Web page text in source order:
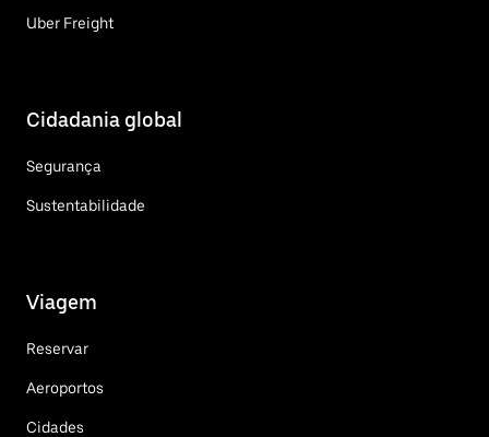
Uber Freight
Cidadania global
Segurança
Sustentabilidade
Viagem
Reservar
Aeroportos
Cidades